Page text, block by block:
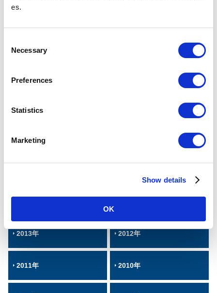
es.
Necessary
Preferences
Statistics
Marketing
Show details
OK
ニュースリリース
2019年
2013年 2012年
2011年 2010年